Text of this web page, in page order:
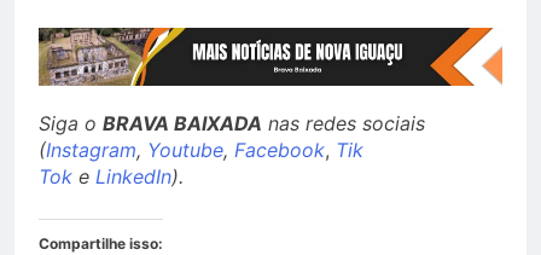
Siga o BRAVA BAIXADA nas redes sociais
(Instagram, Youtube, Facebook, Tik
Tok e LinkedIn).
Compartilhe isso: